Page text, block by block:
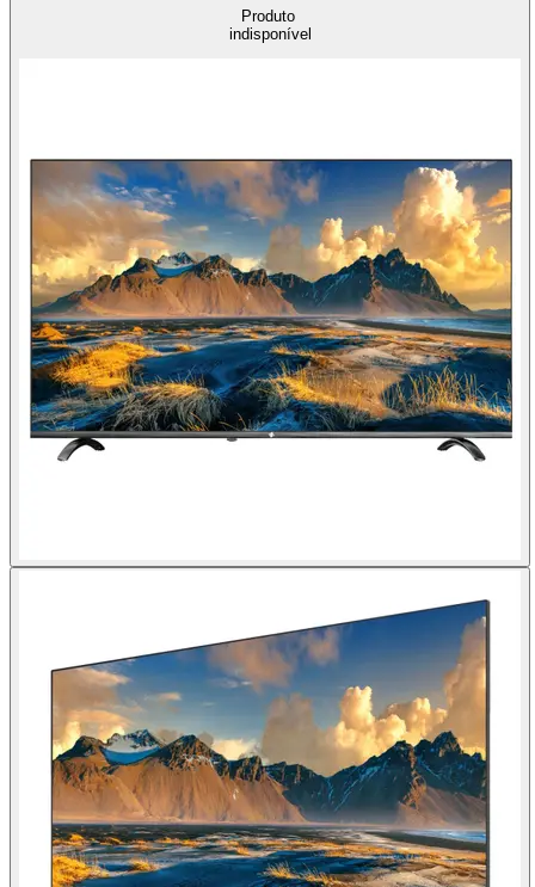
Produto
indisponível